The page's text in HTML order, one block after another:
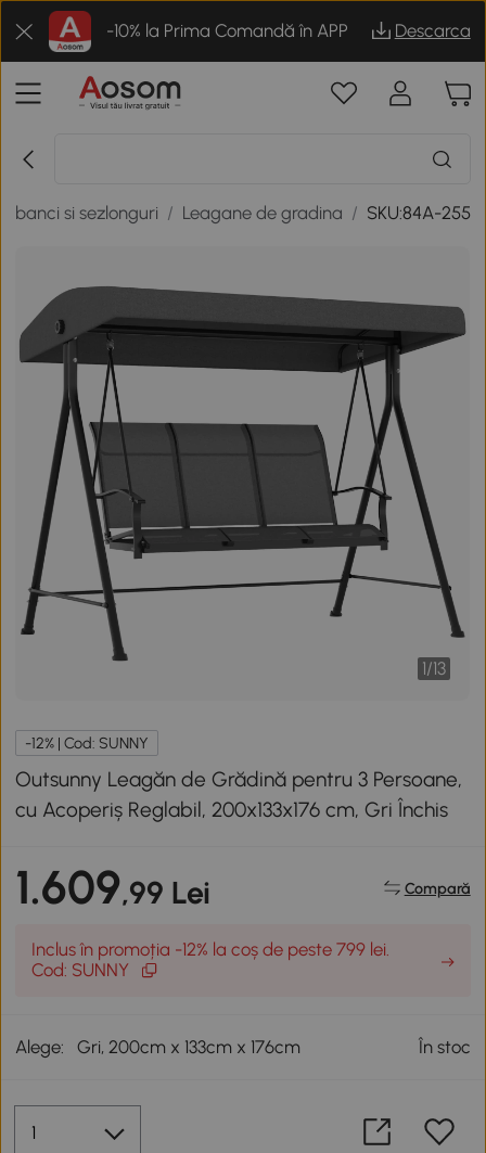
-10% la Prima Comandă în APP Descarca
banci si sezlonguri / Leagane de gradina / SKU:84A-255
1/13
-12% | Cod: SUNNY
Outsunny Leagăn de Grădină pentru 3 Persoane,
cu Acoperiș Reglabil, 200x133x176 cm, Gri Închis
1.609,99 Lei Compară
Inclus în promoția -12% la coș de peste 799 lei.
Cod: SUNNY
Alege: Gri, 200cm x 133cm x 176cm În stoc